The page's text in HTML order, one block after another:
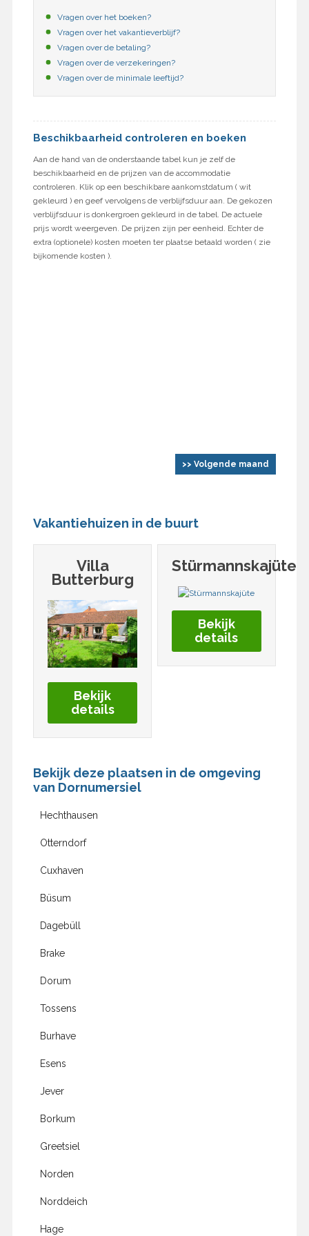
Vragen over het boeken?
Vragen over het vakantieverblijf?
Vragen over de betaling?
Vragen over de verzekeringen?
Vragen over de minimale leeftijd?
Beschikbaarheid controleren en boeken
Aan de hand van de onderstaande tabel kun je zelf de
beschikbaarheid en de prijzen van de accommodatie
controleren. Klik op een beschikbare aankomstdatum ( wit
gekleurd ) en geef vervolgens de verblijfsduur aan. De gekozen
verblijfsduur is donkergroen gekleurd in de tabel. De actuele
prijs wordt weergeven. De prijzen zijn per eenheid. Echter de
extra (optionele) kosten moeten ter plaatse betaald worden ( zie
bijkomende kosten ).
>> Volgende maand
Vakantiehuizen in de buurt
Villa
Butterburg
Bekijk
details
Stürmannskajüte
Bekijk
details
Bekijk deze plaatsen in de omgeving
van Dornumersiel
Hechthausen
Otterndorf
Cuxhaven
Büsum
Dagebüll
Brake
Dorum
Tossens
Burhave
Esens
Jever
Borkum
Greetsiel
Norden
Norddeich
Hage